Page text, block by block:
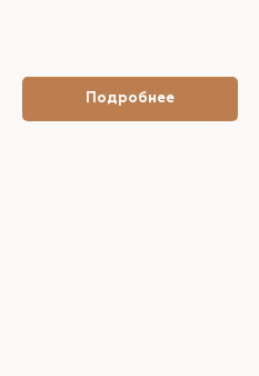
Подробнее